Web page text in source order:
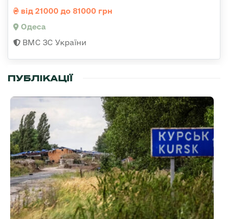
від 21000 до 81000 грн
Одеса
ВМС ЗС України
ПУБЛІКАЦІЇ